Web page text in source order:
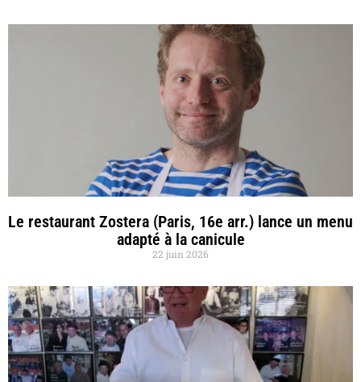
Le restaurant Zostera (Paris, 16e arr.) lance un menu
adapté à la canicule
22 juin 2026